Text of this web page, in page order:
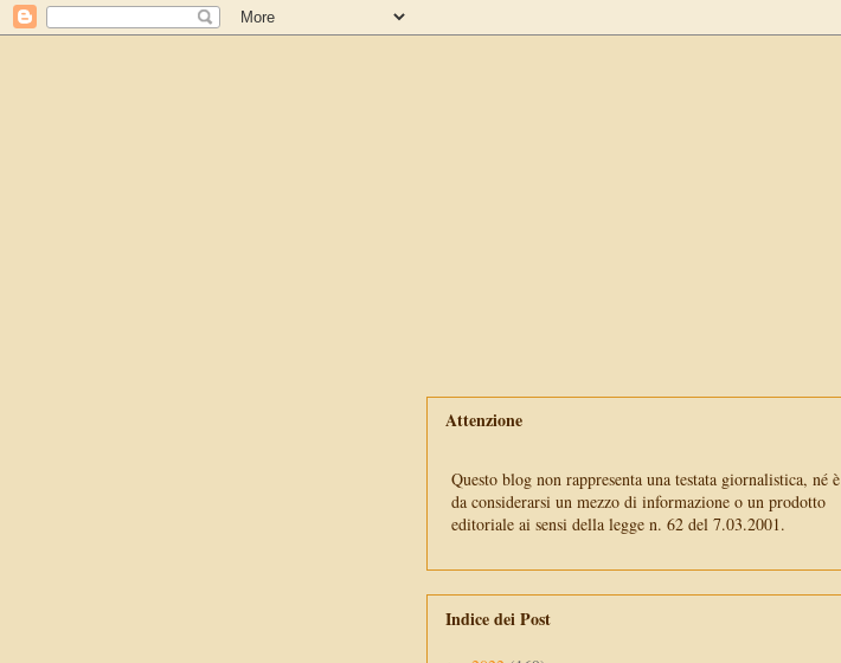
Attenzione
Questo blog non rappresenta una testata giornalistica, né è
da considerarsi un mezzo di informazione o un prodotto
editoriale ai sensi della legge n. 62 del 7.03.2001.
Indice dei Post